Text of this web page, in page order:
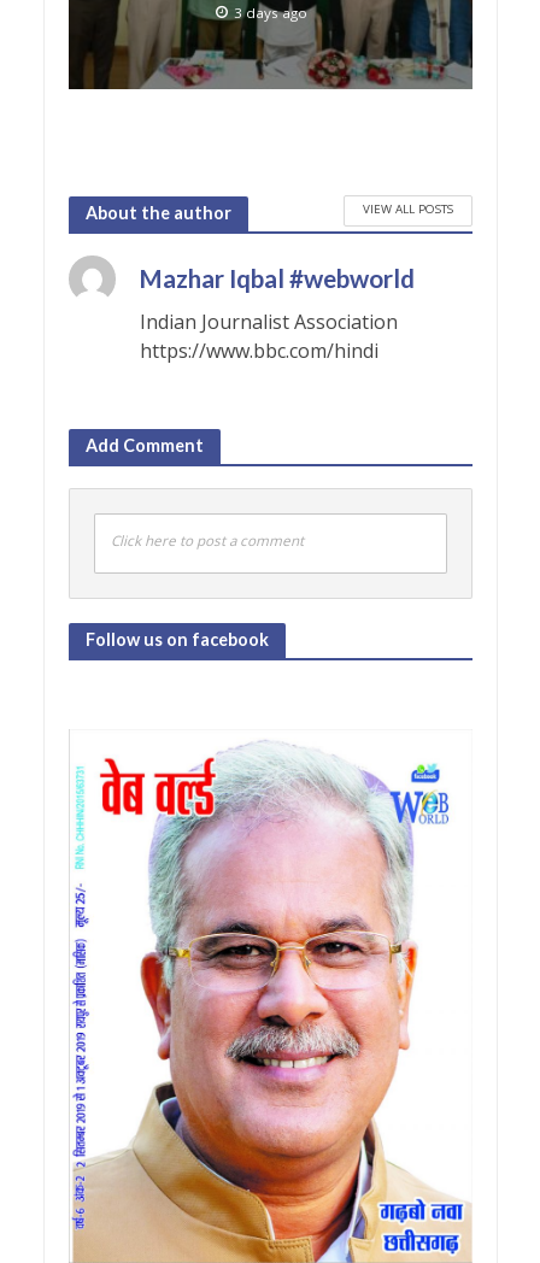
3 days ago
About the author VIEW ALL POSTS
Mazhar Iqbal #webworld
Indian Journalist Association
https://www.bbc.com/hindi
Add Comment
Click here to post a comment
Follow us on facebook